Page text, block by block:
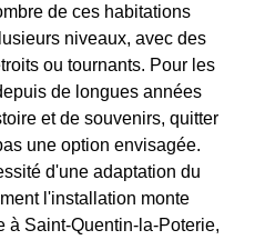
de ces habitations
niveaux, avec des
ou tournants. Pour les
de longues années
et de souvenirs, quitter
une option envisagée.
d'une adaptation du
l'installation monte
à Saint-Quentin-la-Poterie,